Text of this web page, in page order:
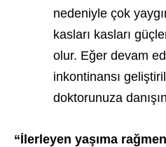
nedeniyle çok
kasları kasları
olur. Eğer devam
inkontinansı
doktorunuza
“İlerleyen yaşıma